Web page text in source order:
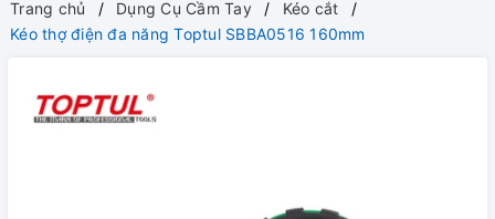
Trang chủ Dụng Cụ Cầm Tay
Kéo cắt
Kéo thợ điện đa năng Toptul SBBA0516 160mm